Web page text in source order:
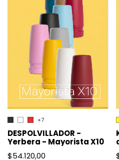
+7
DESPOLVILLADOR -
Yerbera - Mayorista X10
$54.120,00